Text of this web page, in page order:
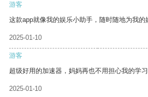
游客
这款app就像我的娱乐小助手，随时随地为我的
2025-01-10
游客
超级好用的加速器，妈妈再也不用担心我的学习
2025-01-10